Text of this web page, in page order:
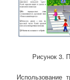
Рисунок 3.
Использование